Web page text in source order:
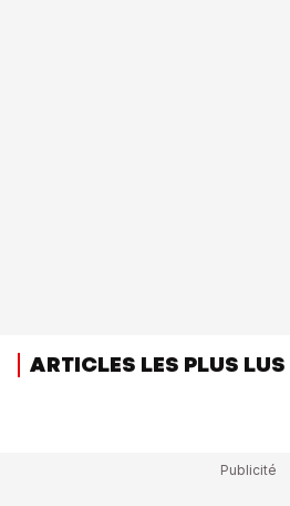
ARTICLES LES PLUS LUS